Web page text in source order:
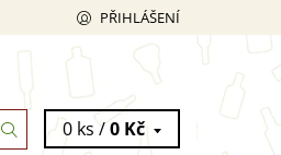
PŘIHLÁŠENÍ
0 ks /0 Kč